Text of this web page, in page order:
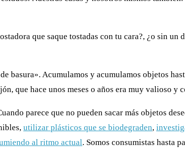
que saque tostadas con tu cara?, ¿o sin un
basura». Acumulamos y acumulamos objetos
que hace unos meses o años era muy valioso y
parece que no pueden sacar más objetos
utilizar plásticos que se biodegraden,
al ritmo actual. Somos consumistas hasta